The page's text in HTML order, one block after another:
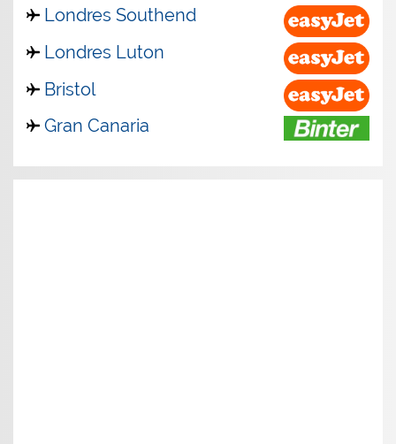
Londres Southend
Londres Luton
Bristol
Gran Canaria